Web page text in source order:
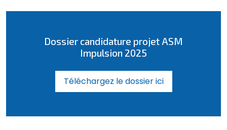
Dossier candidature projet ASM
Impulsion 2025
Téléchargez le dossier ici